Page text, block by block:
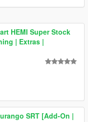
HEMI Super Stock
| Extras |
SRT [Add-On |